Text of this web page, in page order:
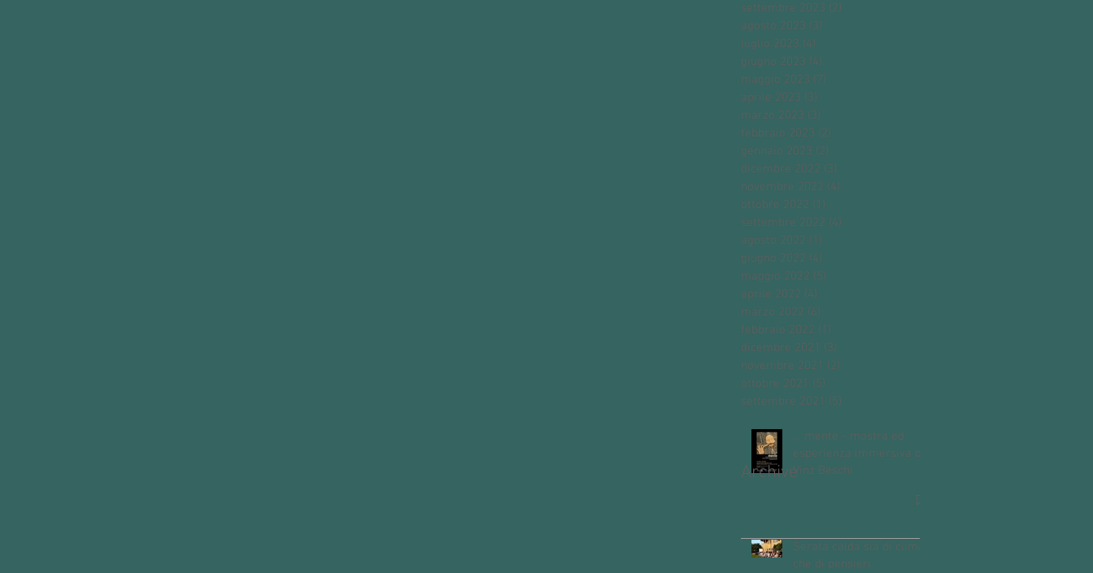
settembre 2023 (2)
agosto 2023 (3)
luglio 2023 (4)
giugno 2023 (4)
maggio 2023 (7)
aprile 2023 (3)
marzo 2023 (3)
febbraio 2023 (2)
gennaio 2023 (2)
dicembre 2022 (3)
novembre 2022 (4)
ottobre 2022 (1)
settembre 2022 (4)
agosto 2022 (1)
giugno 2022 (4)
maggio 2022 (5)
aprile 2022 (4)
marzo 2022 (6)
febbraio 2022 (1)
dicembre 2021 (3)
novembre 2021 (2)
ottobre 2021 (5)
settembre 2021 (5)
… mente - mostra ed
esperienza immersiva di
Vinz Beschi
Serata calda sia di clima
che di pensieri
Archive